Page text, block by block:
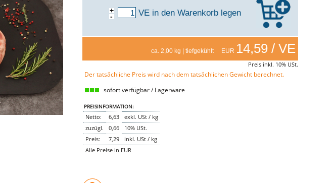
+
- VEin den Warenkorb legen
ca. 2,00 kg | tiefgekühlt EUR 14,59 / VE
Preis inkl. 10% USt.
Der tatsächliche Preis wird nach dem tatsächlichen Gewicht berechnet.
sofort verfügbar / Lagerware
PREISINFORMATION:
Netto: 6,63
exkl. USt / kg
zuzügl.
0,66
10% USt.
Preis:
7,29
inkl. USt / kg
Alle Preise in EUR